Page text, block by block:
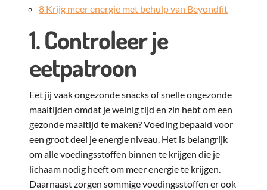
8 Krijg meer energie met behulp van Beyondfit
1. Controleer je
eetpatroon
Eet jij vaak ongezonde snacks of snelle ongezonde
maaltijden omdat je weinig tijd en zin hebt om een
gezonde maaltijd te maken? Voeding bepaald voor
een groot deel je energie niveau. Het is belangrijk
om alle voedingsstoffen binnen te krijgen die je
lichaam nodig heeft om meer energie te krijgen.
Daarnaast zorgen sommige voedingsstoffen er ook